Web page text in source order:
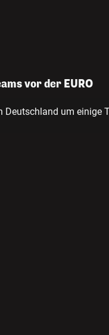
vor der EURO
Deutschland um einige